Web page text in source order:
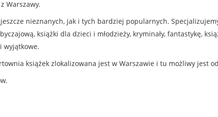
Warszawy.
nieznanych, jak i tych bardziej popularnych.
książki dla dzieci i młodzieży, kryminały, fantastykę,
wyjątkowe.
książek zlokalizowana jest w Warszawie i tu możliwy jest